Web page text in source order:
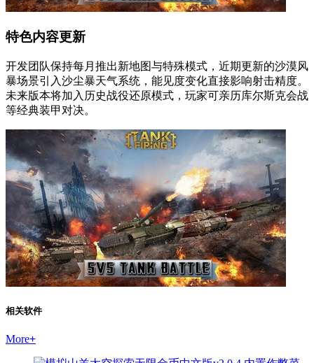
特色内容更新
开发团队保持每月推出新地图与特殊模式，近期更新的沙漠风
暴场景引入沙尘暴天气系统，能见度变化直接影响射击精度。
未来版本将加入历史战役还原模式，玩家可亲历库尔斯克会战
等经典装甲对决。
相关软件
More+